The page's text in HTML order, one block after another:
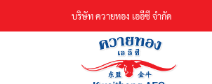
บริษัท ควายทอง เออีซี จำกัด